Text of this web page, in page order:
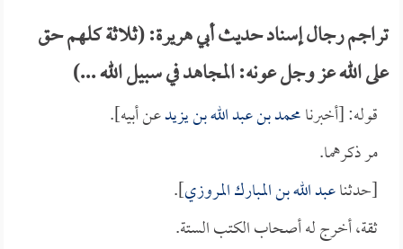
تراجم رجال إسناد حديث أبي هريرة: (ثلاثة كلهم حق
على الله عز وجل عونه: المجاهد في سبيل الله ...)
قوله: [أخبرنامحمد بن عبد الله بن يزيدعن أبيه].
مر ذكرهما.
[حدثناعبد الله بن المبارك المروزي].
ثقة، أخرج له أصحاب الكتب الستة.